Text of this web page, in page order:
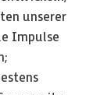
unserer
Impulse